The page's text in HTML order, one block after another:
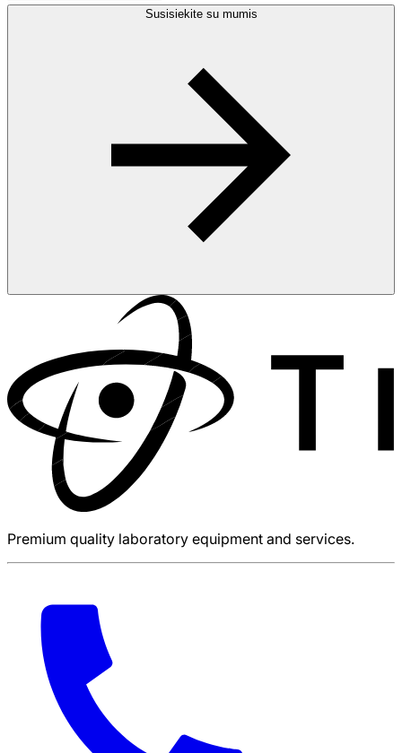
Susisiekite su mumis
Premium quality laboratory equipment and services.